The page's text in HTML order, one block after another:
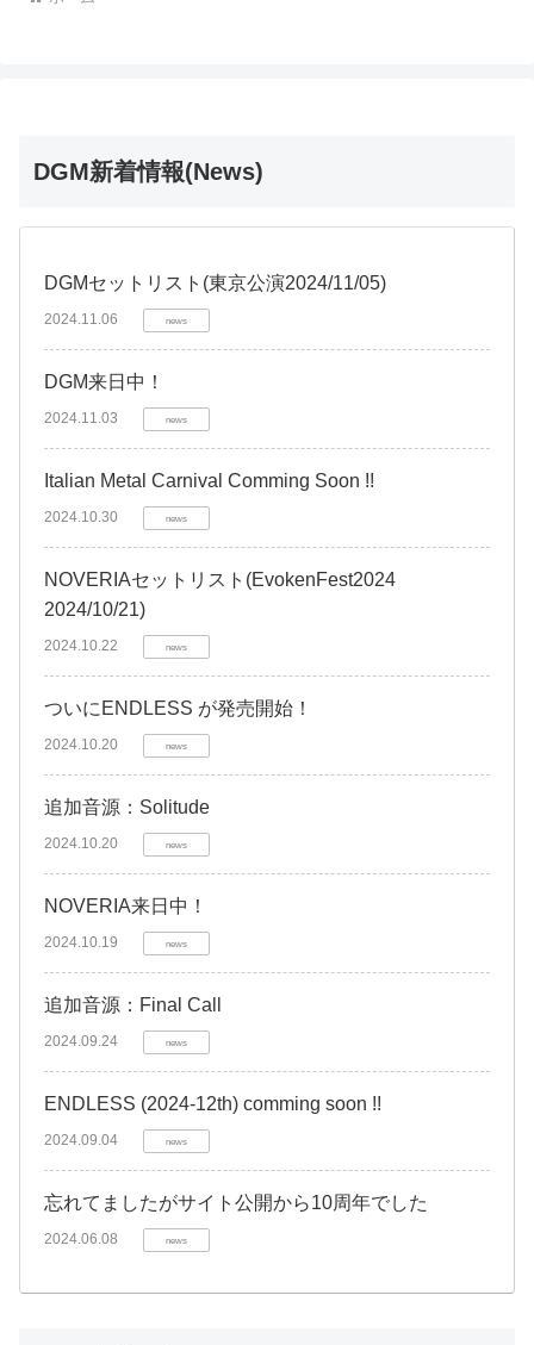
DGM新着情報(News)
DGMセットリスト(東京公演2024/11/05)
2024.11.06 news
DGM来日中！
2024.11.03 news
Italian Metal Carnival Comming Soon !!
2024.10.30 news
NOVERIAセットリスト(EvokenFest2024
2024/10/21)
2024.10.22 news
ついにENDLESS が発売開始！
2024.10.20 news
追加音源：Solitude
2024.10.20 news
NOVERIA来日中！
2024.10.19 news
追加音源：Final Call
2024.09.24 news
ENDLESS (2024-12th) comming soon !!
2024.09.04 news
忘れてましたがサイト公開から10周年でした
2024.06.08 news